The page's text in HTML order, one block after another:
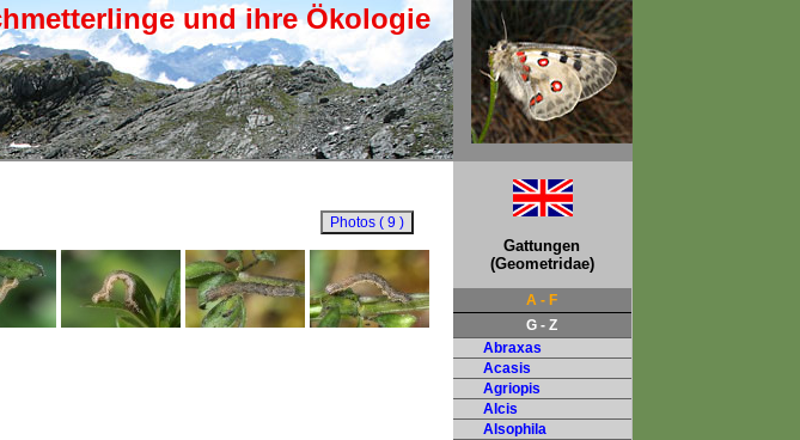
und ihre Ökologie
Gattungen
(Geometridae)
A - F
G - Z
Abraxas
Acasis
Agriopis
Alcis
Alsophila